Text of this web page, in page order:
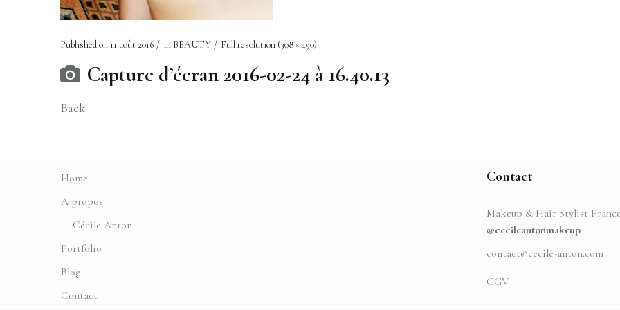
Published on 11 août 2016 in BEAUTY Full resolution (308 × 490)
Capture d’écran 2016-02-24 à 16.40.13
Back
Home
A propos
Cécile Anton
Portfolio
Blog
Contact
Contact
Makeup & Hair Stylist
@cecileantonmakeup
contact@cecile-anton.com
CGV